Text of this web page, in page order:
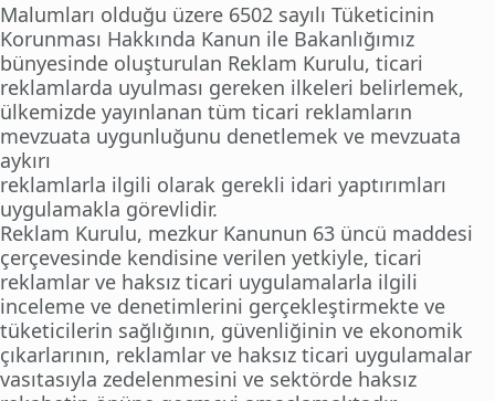
Malumları olduğu üzere 6502 sayılı Tüketicinin
Korunması Hakkında Kanun ile Bakanlığımız
bünyesinde oluşturulan Reklam Kurulu, ticari
reklamlarda uyulması gereken ilkeleri belirlemek,
ülkemizde yayınlanan tüm ticari reklamların
mevzuata uygunluğunu denetlemek ve mevzuata
aykırı
reklamlarla ilgili olarak gerekli idari yaptırımları
uygulamakla görevlidir.
Reklam Kurulu, mezkur Kanunun 63 üncü maddesi
çerçevesinde kendisine verilen yetkiyle, ticari
reklamlar ve haksız ticari uygulamalarla ilgili
inceleme ve denetimlerini gerçekleştirmekte ve
tüketicilerin sağlığının, güvenliğinin ve ekonomik
çıkarlarının, reklamlar ve haksız ticari uygulamalar
vasıtasıyla zedelenmesini ve sektörde haksız